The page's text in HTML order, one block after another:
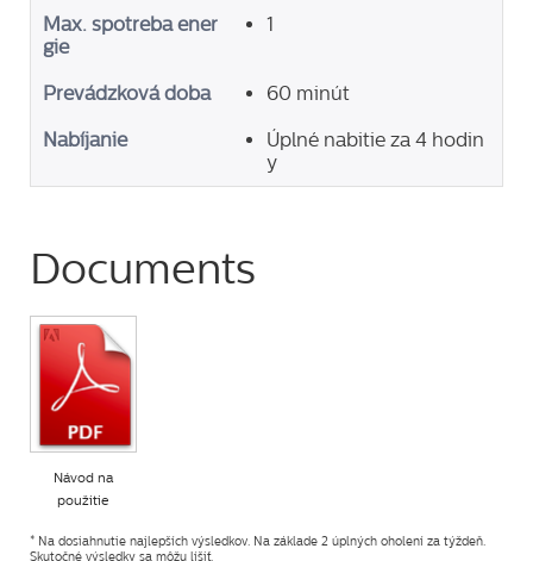
Max. spotreba ener
gie
1
Prevádzková doba 60 minút
Nabíjanie
Úplné nabitie za 4 hodin
y
Documents
Návod na
použitie
* Na dosiahnutie najlepších výsledkov. Na základe 2 úplných oholení za týždeň.
Skutočné výsledky sa môžu líšiť.